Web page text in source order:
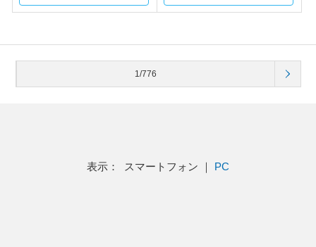
1/776
表示： スマートフォン ｜ PC